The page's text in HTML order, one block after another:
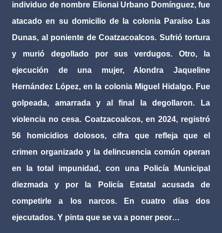
individuo de nombre Elionai Urbano Domínguez, fue
atacado en su domicilio de la colonia Paraíso Las
Dunas, al poniente de Coatzacoalcos. Sufrió tortura
y murió degollado por sus verdugos. Otro, la
ejecución de una mujer, Alondra Jaqueline
Hernández López, en la colonia Miguel Hidalgo. Fue
golpeada, amarrada y al final la degollaron. La
violencia no cesa. Coatzacoalcos, en 2024, registró
56 homicidios dolosos, cifra que refleja que el
crimen organizado y la delincuencia común operan
en la total impunidad, con una Policía Municipal
diezmada y por la Policía Estatal acusada de
competirle a los narcos. En cuatro días dos
ejecutados. Y pinta que se va a poner peor…